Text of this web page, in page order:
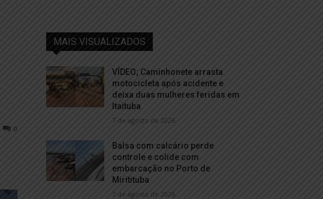
0
MAIS VISUALIZADOS
VÍDEO; Caminhonete arrasta
motocicleta após acidente e
deixa duas mulheres feridas em
Itaituba
7 de agosto de 2026
Balsa com calcário perde
controle e colide com
embarcação no Porto de
Miritituba
7 de agosto de 2026